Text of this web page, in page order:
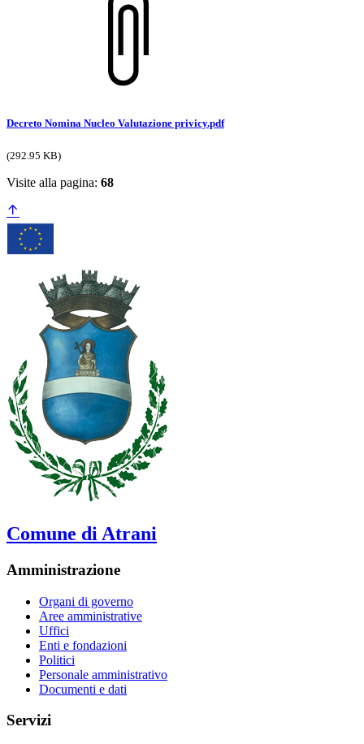
Decreto Nomina Nucleo Valutazione privicy.pdf
(292.95 KB)
Visite alla pagina: 68
Comune di Atrani
Amministrazione
Organi di governo
Aree amministrative
Uffici
Enti e fondazioni
Politici
Personale amministrativo
Documenti e dati
Servizi